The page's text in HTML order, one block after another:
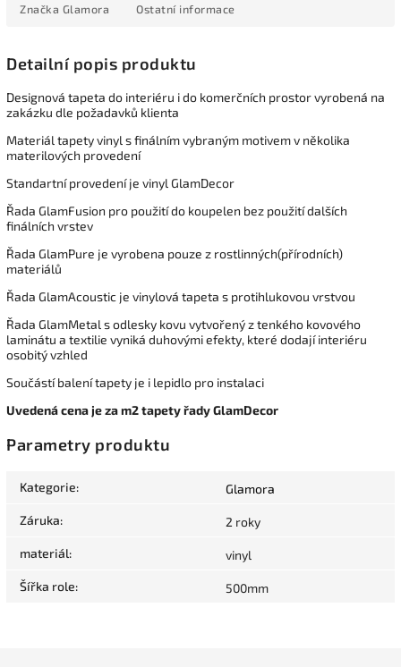
Značka Glamora Ostatní informace
Detailní popis produktu
Designová tapeta do interiéru i do komerčních prostor vyrobená na
zakázku dle požadavků klienta
Materiál tapety vinyl s finálním vybraným motivem v několika
materilových provedení
Standartní provedení je vinyl GlamDecor
Řada GlamFusion pro použití do koupelen bez použití dalších
finálních vrstev
Řada GlamPure je vyrobena pouze z rostlinných(přírodních)
materiálů
Řada GlamAcoustic je vinylová tapeta s protihlukovou vrstvou
Řada GlamMetal s odlesky kovu vytvořený z tenkého kovového
laminátu a textilie vyniká duhovými efekty, které dodají interiéru
osobitý vzhled
Součástí balení tapety je i lepidlo pro instalaci
Uvedená cena je za m2 tapety řady GlamDecor
Parametry produktu
Kategorie: Glamora
Záruka: 2 roky
materiál: vinyl
Šířka role: 500mm